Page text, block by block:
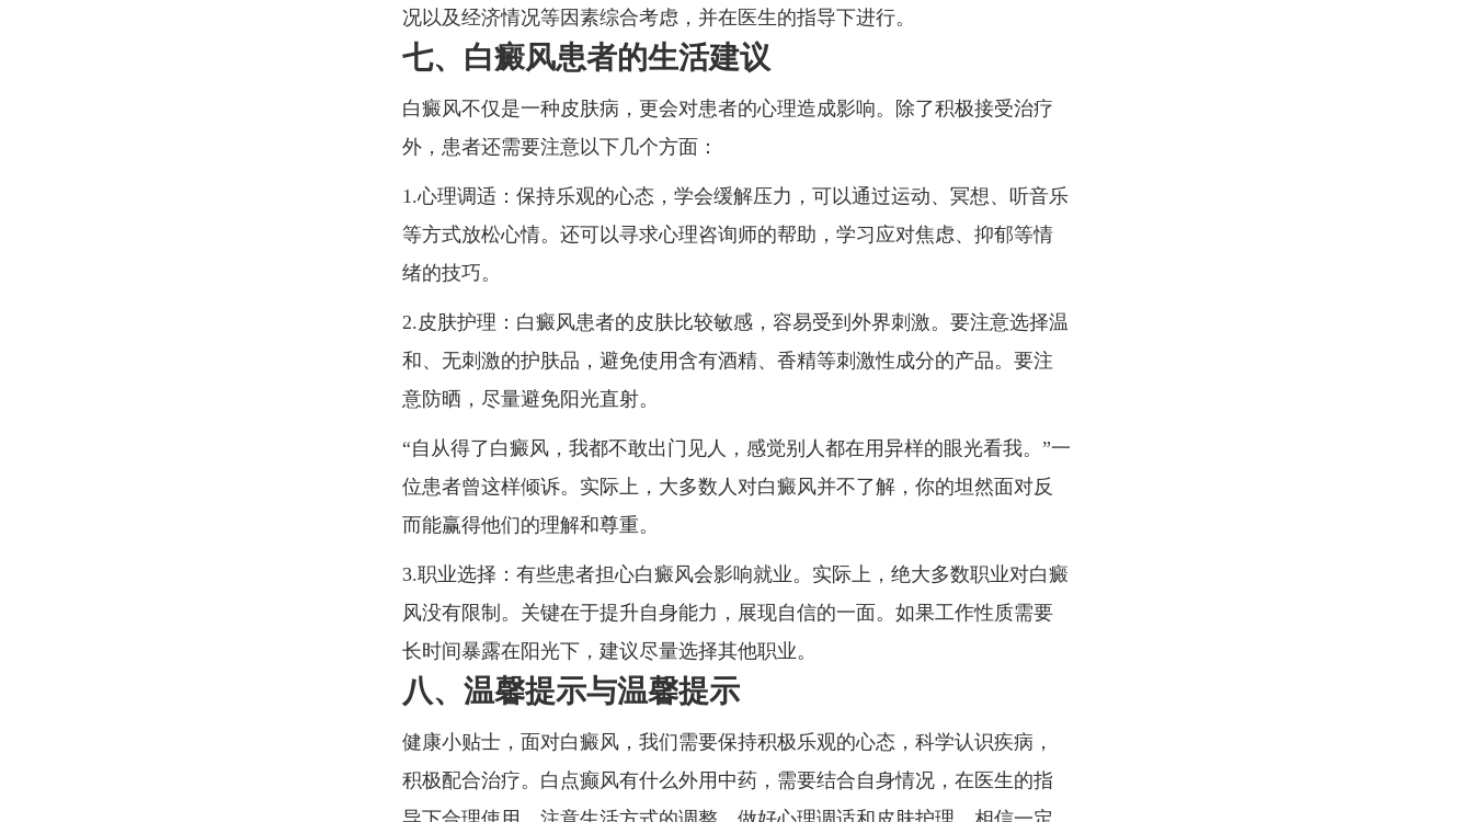
况以及经济情况等因素综合考虑，并在医生的指导下进行。
七、白癜风患者的生活建议
白癜风不仅是一种皮肤病，更会对患者的心理造成影响。除了积极接受治疗
外，患者还需要注意以下几个方面：
1.心理调适：保持乐观的心态，学会缓解压力，可以通过运动、冥想、听音乐
等方式放松心情。还可以寻求心理咨询师的帮助，学习应对焦虑、抑郁等情
绪的技巧。
2.皮肤护理：白癜风患者的皮肤比较敏感，容易受到外界刺激。要注意选择温
和、无刺激的护肤品，避免使用含有酒精、香精等刺激性成分的产品。要注
意防晒，尽量避免阳光直射。
“自从得了白癜风，我都不敢出门见人，感觉别人都在用异样的眼光看我。”一
位患者曾这样倾诉。实际上，大多数人对白癜风并不了解，你的坦然面对反
而能赢得他们的理解和尊重。
3.职业选择：有些患者担心白癜风会影响就业。实际上，绝大多数职业对白癜
风没有限制。关键在于提升自身能力，展现自信的一面。如果工作性质需要
长时间暴露在阳光下，建议尽量选择其他职业。
八、温馨提示与温馨提示
健康小贴士，面对白癜风，我们需要保持积极乐观的心态，科学认识疾病，
积极配合治疗。白点癫风有什么外用中药，需要结合自身情况，在医生的指